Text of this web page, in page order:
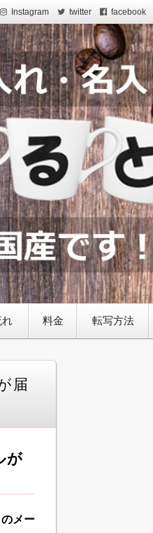
Instagram twitter facebook
料金 転写方法
届
が
メー